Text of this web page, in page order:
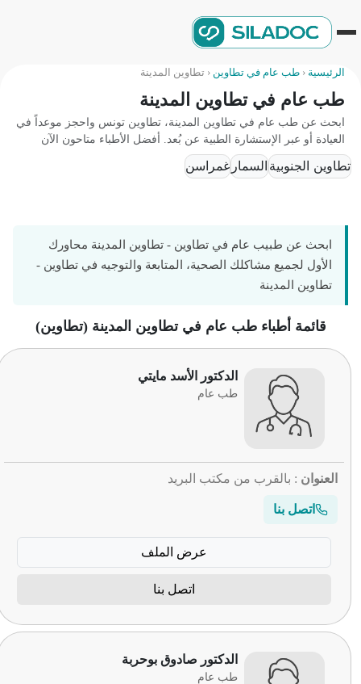
الرئيسية‹طب عام في تطاوين‹تطاوين المدينة
طب عام في تطاوين المدينة
ابحث عن طب عام في تطاوين المدينة، تطاوين تونس واحجز موعداً في
العيادة أو عبر الإستشارة الطبية عن بُعد. أفضل الأطباء متاحون الآن
تطاوين الجنوبيةالسمارغمراسن
ابحث عن طبيب عام في تطاوين - تطاوين المدينة محاورك
الأول لجميع مشاكلك الصحية، المتابعة والتوجيه في تطاوين -
تطاوين المدينة
قائمة أطباء طب عام في تطاوين المدينة (تطاوين)
الدكتور الأسد مايتي
طب عام
العنوان : بالقرب من مكتب البريد
اتصل بنا
عرض الملف
اتصل بنا
الدكتور صادوق بوحربة
طب عام